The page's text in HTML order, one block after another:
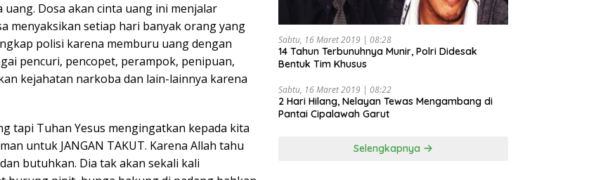
uang. Dosa akan cinta uang ini menjalar
menyaksikan setiap hari banyak orang yang
polisi karena memburu uang dengan
pencuri, pencopet, perampok, penipuan,
kejahatan narkoba dan lain-lainnya karena
tapi Tuhan Yesus mengingatkan kepada kita
untuk JANGAN TAKUT. Karena Allah tahu
butuhkan. Dia tak akan sekali kali
Sabtu, 16 Maret 2019 | 08:28
14 Tahun Terbunuhnya Munir, Polri Didesak
Bentuk Tim Khusus
Sabtu, 16 Maret 2019 | 08:22
2 Hari Hilang, Nelayan Tewas Mengambang di
Pantai Cipalawah Garut
Selengkapnya